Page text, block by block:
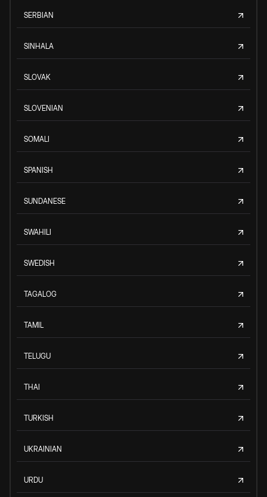
SERBIAN
SINHALA
SLOVAK
SLOVENIAN
SOMALI
SPANISH
SUNDANESE
SWAHILI
SWEDISH
TAGALOG
TAMIL
TELUGU
THAI
TURKISH
UKRAINIAN
URDU